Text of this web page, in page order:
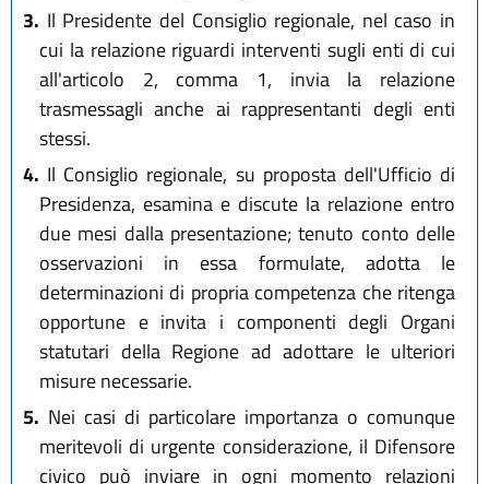
3. Il Presidente del Consiglio regionale, nel caso in
cui la relazione riguardi interventi sugli enti di cui
all'articolo 2, comma 1, invia la relazione
trasmessagli anche ai rappresentanti degli enti
stessi.
4. Il Consiglio regionale, su proposta dell'Ufficio di
Presidenza, esamina e discute la relazione entro
due mesi dalla presentazione; tenuto conto delle
osservazioni in essa formulate, adotta le
determinazioni di propria competenza che ritenga
opportune e invita i componenti degli Organi
statutari della Regione ad adottare le ulteriori
misure necessarie.
5. Nei casi di particolare importanza o comunque
meritevoli di urgente considerazione, il Difensore
civico può inviare in ogni momento relazioni